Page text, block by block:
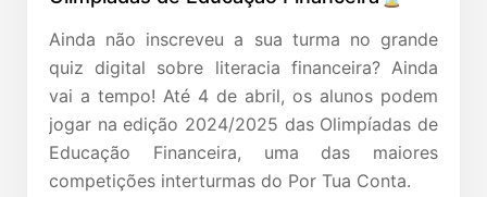
Ainda não inscreveu a sua turma no grande
quiz digital sobre literacia financeira? Ainda
vai a tempo! Até 4 de abril, os alunos podem
jogar na edição 2024/2025 das Olimpíadas de
Educação Financeira, uma das maiores
competições interturmas do Por Tua Conta.